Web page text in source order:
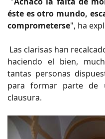
éste es otro mundo,
comprometerse", ha
Las clarisas han
haciendo el bien,
tantas personas
para formar parte de
clausura.